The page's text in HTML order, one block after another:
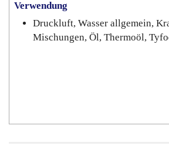
Verwendung
Druckluft, Wasser allgemein,
Mischungen, Öl, Thermoöl,